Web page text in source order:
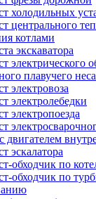
холодильных
центрального
котлами
экскаватора
электрического
плавучего
электровоза
электролебедки
электропоезда
двигателем
эскалатора
обходчик по
обходчик по